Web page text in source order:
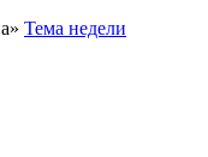
Тема недели